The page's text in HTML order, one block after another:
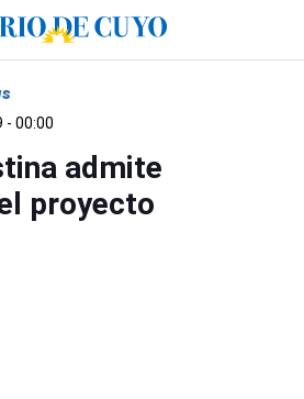
- 00:00
admite
proyecto